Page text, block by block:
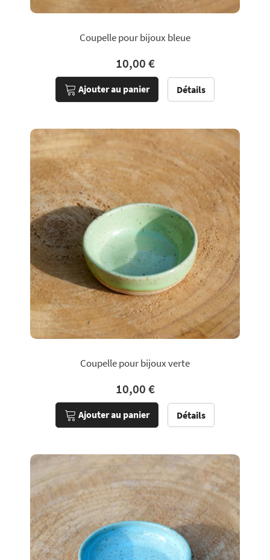
Coupelle pour bijoux bleue
10,00 €
Ajouter au panier Détails
Coupelle pour bijoux verte
10,00 €
Ajouter au panier Détails